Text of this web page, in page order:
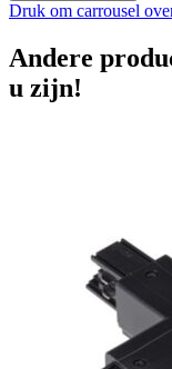
Druk om carrousel
Andere
u zijn!